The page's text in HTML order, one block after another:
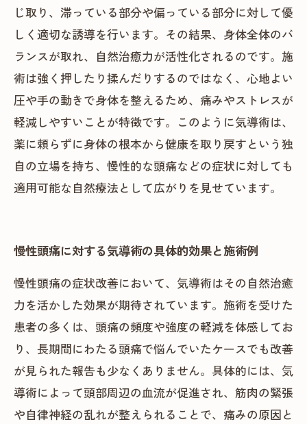
じ取り、滞っている部分や偏っている部分に対して優
しく適切な誘導を行います。その結果、身体全体のバ
ランスが取れ、自然治癒力が活性化されるのです。施
術は強く押したり揉んだりするのではなく、心地よい
圧や手の動きで身体を整えるため、痛みやストレスが
軽減しやすいことが特徴です。このように気導術は、
薬に頼らずに身体の根本から健康を取り戻すという独
自の立場を持ち、慢性的な頭痛などの症状に対しても
適用可能な自然療法として広がりを見せています。
慢性頭痛に対する気導術の具体的効果と施術例
慢性頭痛の症状改善において、気導術はその自然治癒
力を活かした効果が期待されています。施術を受けた
患者の多くは、頭痛の頻度や強度の軽減を体感してお
り、長期間にわたる頭痛で悩んでいたケースでも改善
が見られた報告も少なくありません。具体的には、気
導術によって頭部周辺の血流が促進され、筋肉の緊張
や自律神経の乱れが整えられることで、痛みの原因と